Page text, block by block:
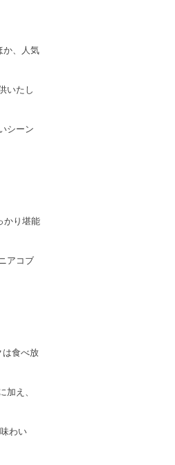
か、人気
いたし
シーン
かり堪能
アコブ
は食べ放
え、
わい